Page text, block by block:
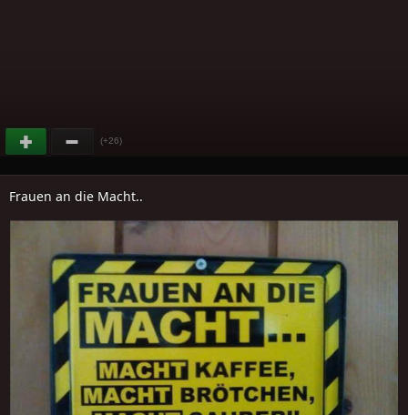
(+26)
Frauen an die Macht..